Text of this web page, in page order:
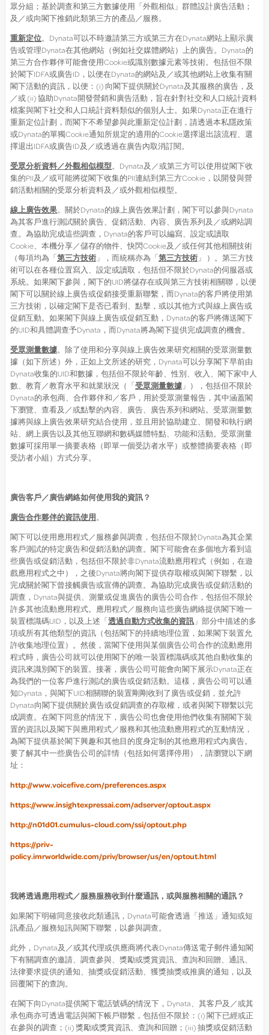
眾分組；基於調查和第三方數據使用「外觀相似」群體設計廣告活動；
及／或向閣下推銷此類第三方的產品／服務。
重新定位。Dynata可以不時邀請第三方或第三方在Dynata網站上顯示廣
告或管理Dynata在其他網站（例如社交媒體網站）上的廣告。Dynata的
第三方合作夥伴可能會使用Cookie或識別數據元素等技術。包括但不限
於閣下IDFA或廣告ID，以便在Dynata的網站及／或其他網站上收集有關
閣下活動的資訊，以便：(i) 向閣下提供關於Dynata及其服務的廣告，及
／或 (ii) 協助Dynata開發營銷和廣告活動，旨在針對社交和人口統計資料
檔案與閣下社交和人口統計資料類似的個別人士。如果Dynata正在進行
重新定位計劃，而閣下不希望參與此重新定位計劃，請透過本私隱政策
或Dynata的單獨Cookie通知所規定的適用的Cookie選擇退出該流程、選
擇退出IDFA或廣告ID及／或透過在廣告內取消訂閱。
受眾分析資料／外觀相似模型。Dynata及／或第三方可以使用從閣下收
集的PII及／或可能將從閣下收集的PII連結到第三方Cookie，以開發與營
銷活動相關的受眾分析資料及／或外觀相似模型。
線上廣告效果。關於Dynata的線上廣告效果計劃，閣下可以參與Dynata
為其客戶進行測試關於廣告、促銷活動、內容、廣告系列及／或網站調
查。為協助完成這些調查，Dynata的客戶可以編寫、設定或讀取
Cookie、本機分享／儲存的物件、快閃Cookie及／或任何其他相關技術
（每項均為「第三方技術 」，而統稱亦為「第三方技術 」 ）。第三方技
術可以在各種位置寫入、設定或讀取，包括但不限於Dynata的伺服器或
系統。如果閣下參與，閣下的UID將儲存在或與第三方技術相關聯，以便
閣下可以關於線上廣告或促銷接受重新聯繫，而Dynata的客戶將使用第
三方技術，以確定閣下是否已看到、點擊，或以其他方式與線上廣告或
促銷互動。如果閣下與線上廣告或促銷互動，Dynata的客戶將傳送閣下
的UID和具體調查予Dynata，而Dynata將為閣下提供完成調查的機會。
受眾測量數據。除了使用和分享與線上廣告效果研究相關的受眾測量數
據（如下所述）外，正如上文所述的研究，Dynata可以分享閣下早前由
Dynata收集的UID和數據，包括但不限於年齡、性別、收入、閣下家中人
數、教育／教育水平和就業狀況（「受眾測量數據 」），包括但不限於
Dynata的承包商、合作夥伴和／客戶，用於受眾測量報告，其中涵蓋閣
下瀏覽、查看及／或點擊的內容、廣告、廣告系列和網站。受眾測量數
據將與線上廣告效果研究結合使用，並且用於協助建立、開發和執行網
站、網上廣告以及其他互聯網和數碼媒體特點、功能和活動。受眾測量
數據可採用單一摘要表格（即單一個受訪者水平）或整體摘要表格（即
受訪者小組）方式分享。
廣告客戶／廣告網絡如何使用我的資訊？
廣告合作夥伴的資訊使用。
閣下可以使用應用程式／服務參與調查，包括但不限於Dynata為其企業
客戶測試的特定廣告和促銷活動的調查。閣下可能會在多個地方看到這
些廣告或促銷活動，包括但不限於非Dynata流動應用程式（例如，在遊
戲應用程式之中），之後Dynata將向閣下提供存取權或與閣下聯繫，以
完成關於閣下曾接觸廣告或宣傳的調查。為協助完成廣告或促銷活動的
調查，Dynata與提供、測量或促進廣告的廣告公司合作，包括但不限於
許多其他流動應用程式。應用程式／服務向這些廣告網絡提供閣下唯一
裝置標識碼UID，以及上述「透過自動方式收集的資訊 」部分中描述的多
項或所有其他類型的資訊（包括閣下的持續地理位置，如果閣下裝置允
許收集地理位置）。然後，當閣下使用與某個廣告公司合作的流動應用
程式時，廣告公司就可以使用閣下的唯一裝置標識碼或其他自動收集的
資訊來識別閣下的裝置。接著，廣告公司可能會向閣下展示Dynata正在
為我們的一位客戶進行測試的廣告或促銷活動。這樣，廣告公司可以通
知Dynata，與閣下UID相關聯的裝置剛剛收到了廣告或促銷，並允許
Dynata向閣下提供關於廣告或促銷調查的存取權，或者與閣下聯繫以完
成調查。在閣下同意的情況下，廣告公司也會使用他們收集有關閣下裝
置的資訊以及閣下與應用程式／服務和其他流動應用程式的互動情況，
為閣下提供基於閣下興趣和其他目的度身定制的其他應用程式內廣告。
要了解其中一些廣告公司的詳情（包括如何選擇停用），請瀏覽以下網
址：
http://www.voicefive.com/preferences.aspx
https://www.insightexpressai.com/adserver/optout.aspx
http://n01d01.cumulus-cloud.com/ssi/optout.php
https://priv-
policy.imrworldwide.com/priv/browser/us/en/optout.html
我將透過應用程式／服務服務收到什麼通訊，或與服務相關的通訊？
如果閣下明確同意接收此類通訊，Dynata可能會透過「推送」通知或短
訊產品／服務短訊與閣下聯繫，以參與調查。
此外，Dynata及／或其代理或供應商將代表Dynata傳送電子郵件通知閣
下有關調查的邀請、調查參與、獎勵或獎賞資訊、查詢和回贈、通訊、
法律要求提供的通知、抽獎或促銷活動、獲獎抽獎或推廣的通知，以及
回覆閣下的查詢。
在閣下向Dynata提供閣下電話號碼的情況下，Dynata、其客戶及／或其
承包商亦可透過電話與閣下帳戶聯繫，包括但不限於：(i) 閣下已經或正
在參與的調查；(ii) 獎勵或獎賞資訊、查詢和回贈；(iii) 抽獎或促銷活動